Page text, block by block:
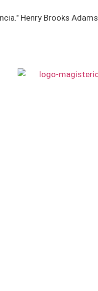
Henry Brooks Adams